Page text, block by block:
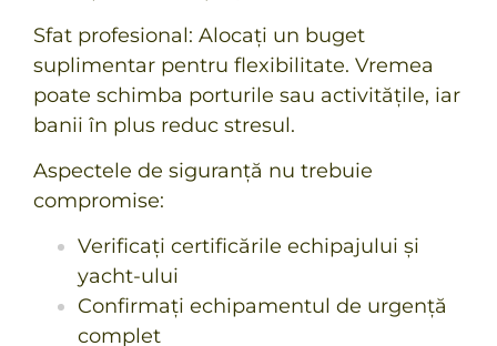
Sfat profesional: Alocați un buget
suplimentar pentru flexibilitate. Vremea
poate schimba porturile sau activitățile, iar
banii în plus reduc stresul.
Aspectele de siguranță nu trebuie
compromise:
Verificați certificările echipajului și
yacht-ului
Confirmați echipamentul de urgență
complet